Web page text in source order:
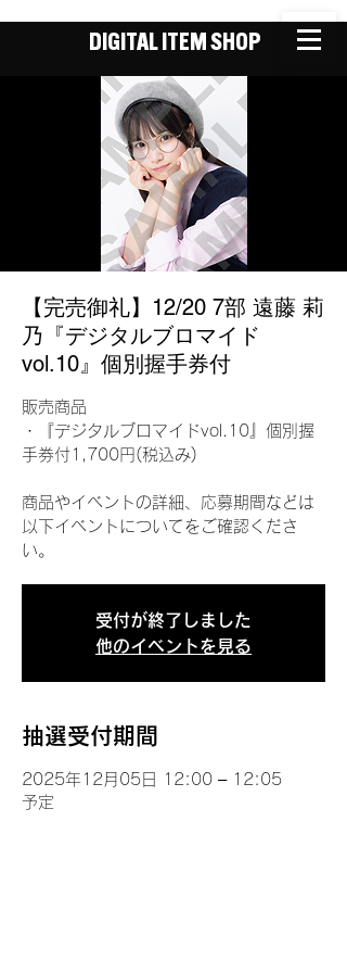
DIGITAL ITEM SHOP
【完売御礼】12/20 7部 遠藤 莉
乃『デジタルブロマイド
vol.10』個別握手券付
販売商品
・『デジタルブロマイドvol.10』個別握
手券付1,700円(税込み)
商品やイベントの詳細、応募期間などは
以下イベントについてをご確認くださ
い。
受付が終了しました
他のイベントを見る
抽選受付期間
2025年12月05日 12:00 – 12:05
予定